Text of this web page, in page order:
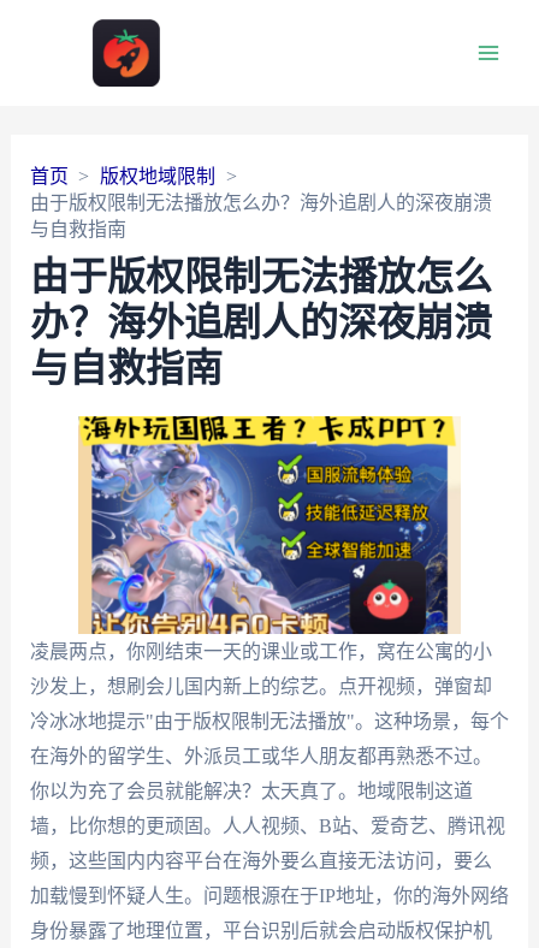
首页
版权地域限制
由于版权限制无法播放怎么办？海外追剧人的深夜崩溃
与自救指南
由于版权限制无法播放怎么
办？海外追剧人的深夜崩溃
与自救指南
凌晨两点，你刚结束一天的课业或工作，窝在公寓的小
沙发上，想刷会儿国内新上的综艺。点开视频，弹窗却
冷冰冰地提示"由于版权限制无法播放"。这种场景，每个
在海外的留学生、外派员工或华人朋友都再熟悉不过。
你以为充了会员就能解决？太天真了。地域限制这道
墙，比你想的更顽固。人人视频、B站、爱奇艺、腾讯视
频，这些国内内容平台在海外要么直接无法访问，要么
加载慢到怀疑人生。问题根源在于IP地址，你的海外网络
身份暴露了地理位置，平台识别后就会启动版权保护机